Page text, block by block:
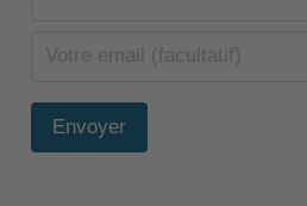
Envoyer